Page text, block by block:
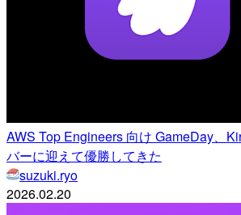
AWS Top Engineers 向け GameDay、
バーに迎えて優勝してきた
suzuki.ryo
2026.02.20